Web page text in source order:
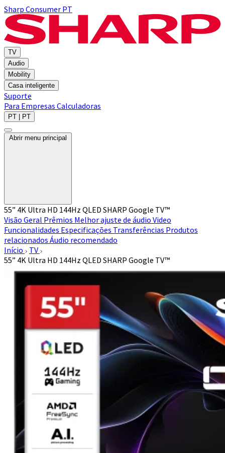
Sharp Consumer PT
TV
Audio
Mobility
Casa inteligente
Suporte
Para Empresas Calculadoras
PT | PT
Abrir menu principal
55” 4K Ultra HD 144Hz QLED SHARP Google TV™
Visão Geral Prêmios Melhor ajuste de áudio Video
Funcionalidades Especificações Transferências Produtos
relacionados Áudio recomendado
Início
TV
55” 4K Ultra HD 144Hz QLED SHARP Google TV™